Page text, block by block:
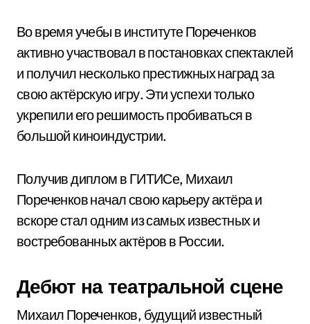
Во время учебы в институте Пореченков
активно участвовал в постановках спектаклей
и получил несколько престижных наград за
свою актёрскую игру. Эти успехи только
укрепили его решимость пробиваться в
большой киноиндустрии.
Получив диплом в ГИТИСе, Михаил
Пореченков начал свою карьеру актёра и
вскоре стал одним из самых известных и
востребованных актёров в России.
Дебют на театральной сцене
Михаил Пореченков, будущий известный